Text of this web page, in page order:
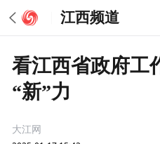
江西频道
看江西省政府工
“新”力
大江网